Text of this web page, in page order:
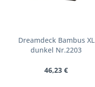
Dreamdeck Bambus XL
dunkel Nr.2203
46,23 €